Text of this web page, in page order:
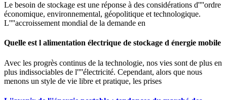
Le besoin de stockage est une réponse à des considérations d''''ordre
économique, environnemental, géopolitique et technologique.
L''''accroissement mondial de la demande en
Quelle est l alimentation électrique de stockage d énergie mobile
Avec les progrès continus de la technologie, nos vies sont de plus en
plus indissociables de l''''électricité. Cependant, alors que nous
menons un style de vie libre et pratique, les prises